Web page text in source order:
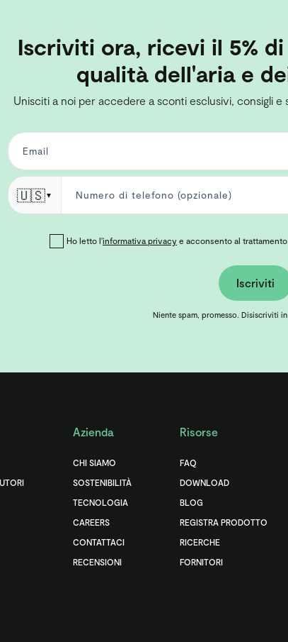
Iscriviti ora, ricevi il 5%
qualità dell'aria e
Unisciti a noi per accedere a sconti esclusivi, consigli
🇺🇸▼
Ho letto l'informativa privacy e acconsento al
Iscriviti
Niente spam, promesso. Disiscriviti
Azienda
CHI SIAMO
SOSTENIBILITÀ
TECNOLOGIA
CAREERS
CONTATTACI
RECENSIONI
Risorse
FAQ
DOWNLOAD
BLOG
REGISTRA PRODOTTO
RICERCHE
FORNITORI